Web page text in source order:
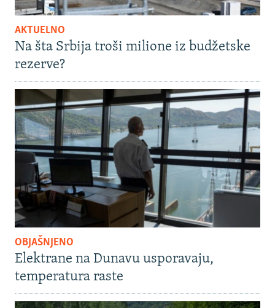
AKTUELNO
Na šta Srbija troši milione iz budžetske
rezerve?
OBJAŠNJENO
Elektrane na Dunavu usporavaju,
temperatura raste